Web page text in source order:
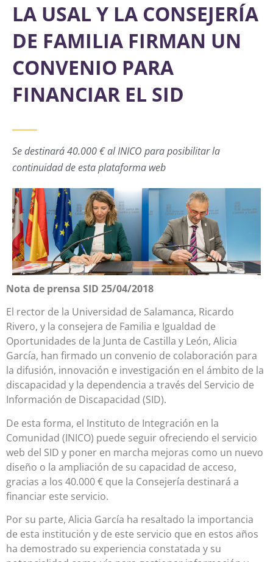
LA USAL Y LA CONSEJERÍA
DE FAMILIA FIRMAN UN
CONVENIO PARA
FINANCIAR EL SID
Se destinará 40.000 € al INICO para posibilitar la
continuidad de esta plataforma web
Nota de prensa SID 25/04/2018
El rector de la Universidad de Salamanca, Ricardo
Rivero, y la consejera de Familia e Igualdad de
Oportunidades de la Junta de Castilla y León, Alicia
García, han firmado un convenio de colaboración para
la difusión, innovación e investigación en el ámbito de la
discapacidad y la dependencia a través del Servicio de
Información de Discapacidad (SID).
De esta forma, el Instituto de Integración en la
Comunidad (INICO) puede seguir ofreciendo el servicio
web del SID y poner en marcha mejoras como un nuevo
diseño o la ampliación de su capacidad de acceso,
gracias a los 40.000 € que la Consejería destinará a
financiar este servicio.
Por su parte, Alicia García ha resaltado la importancia
de esta institución y de este servicio que en estos años
ha demostrado su experiencia constatada y su